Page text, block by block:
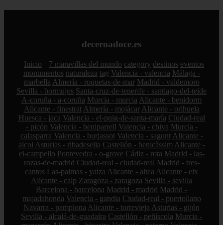
deceroadoce.es
Inicio 7 maravillas del mundo category destinos eventos
monumentos naturaleza tag Valencia - valencia Málaga -
marbella Almería - roquetas-de-mar Madrid - valdemoro
Sevilla - bormujos Santa-cruz-de-tenerife - santiago-del-teide
A-coruña - a-coruña Murcia - murcia Alicante - benidorm
Alicante - finestrat Almería - mojácar Alicante - orihuela
Huesca - jaca Valencia - el-puig-de-santa-maría Ciudad-real
- picón Valencia - beniparrell Valencia - chiva Murcia -
calasparra Valencia - burjassot Valencia - sagunt Alicante -
alcoi Asturias - ribadesella Castellón - benicàssim Alicante -
el-campello Pontevedra - o-grove Cádiz - rota Madrid - las-
rozas-de-madrid Ciudad-real - ciudad-real Madrid - tres-
cantos Las-palmas - yaiza Alicante - altea Alicante - elx
Alicante - calp Zaragoza - zaragoza Sevilla - sevilla
Barcelona - barcelona Madrid - madrid Madrid -
majadahonda Valencia - gandia Ciudad-real - puertollano
Navarra - pamplona Alicante - torrevieja Asturias - gijón
Sevilla - alcalá-de-guadaíra Castellón - peñíscola Murcia -